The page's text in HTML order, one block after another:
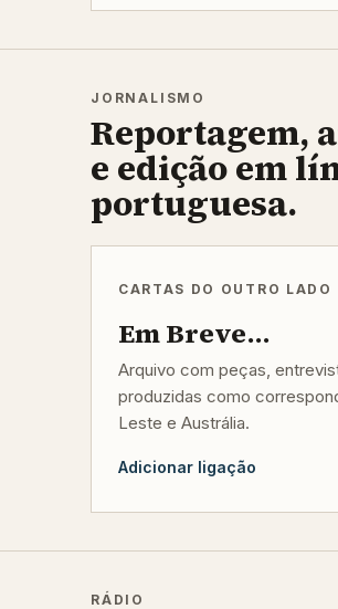
JORNALISMO
Reportagem,
e edição em
portuguesa.
CARTAS DO OUTRO LADO
Em Breve...
Arquivo com peças,
produzidas como
Leste e Austrália.
Adicionar ligação
RÁDIO